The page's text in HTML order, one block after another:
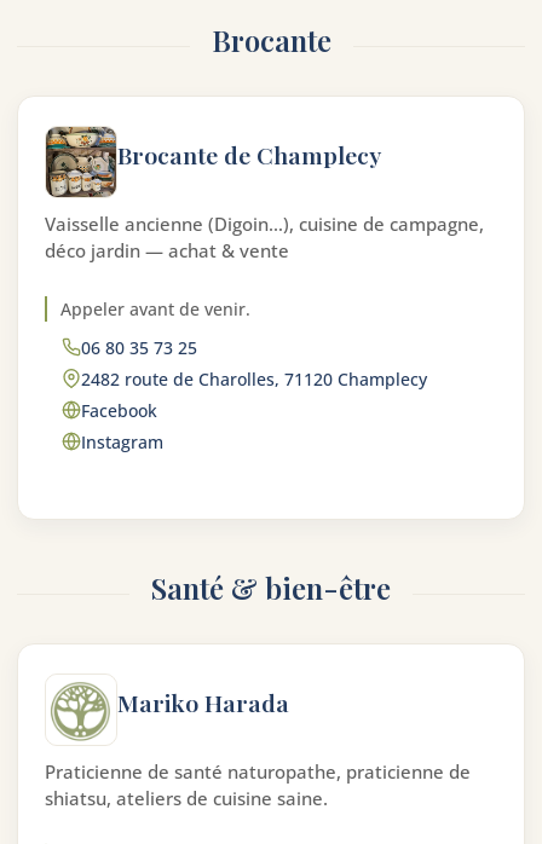
Brocante
Brocante de Champlecy
Vaisselle ancienne (Digoin…), cuisine de campagne,
déco jardin — achat & vente
Appeler avant de venir.
06 80 35 73 25
2482 route de Charolles, 71120 Champlecy
Facebook
Instagram
Santé & bien-être
Mariko Harada
Praticienne de santé naturopathe, praticienne de
shiatsu, ateliers de cuisine saine.